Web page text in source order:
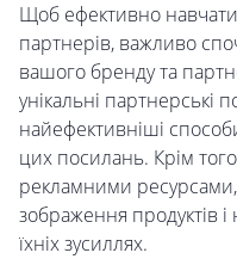
Щоб ефективно навчати
партнерів, важливо
вашого бренду та
унікальні партнерські
найефективніші
цих посилань. Крім
рекламними
зображення продуктів
їхніх зусиллях.